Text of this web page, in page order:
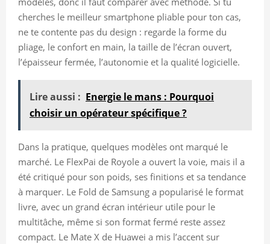
cherches le meilleur smartphone pliable pour ton cas,
ne te contente pas du design : regarde la forme du
pliage, le confort en main, la taille de l’écran ouvert,
l’épaisseur fermée, l’autonomie et la qualité logicielle.
Lire aussi : Energie le mans : Pourquoi
choisir un opérateur spécifique ?
Dans la pratique, quelques modèles ont marqué le
marché. Le FlexPai de Royole a ouvert la voie, mais il a
été critiqué pour son poids, ses finitions et sa tendance
à marquer. Le Fold de Samsung a popularisé le format
livre, avec un grand écran intérieur utile pour le
multitâche, même si son format fermé reste assez
compact. Le Mate X de Huawei a mis l’accent sur